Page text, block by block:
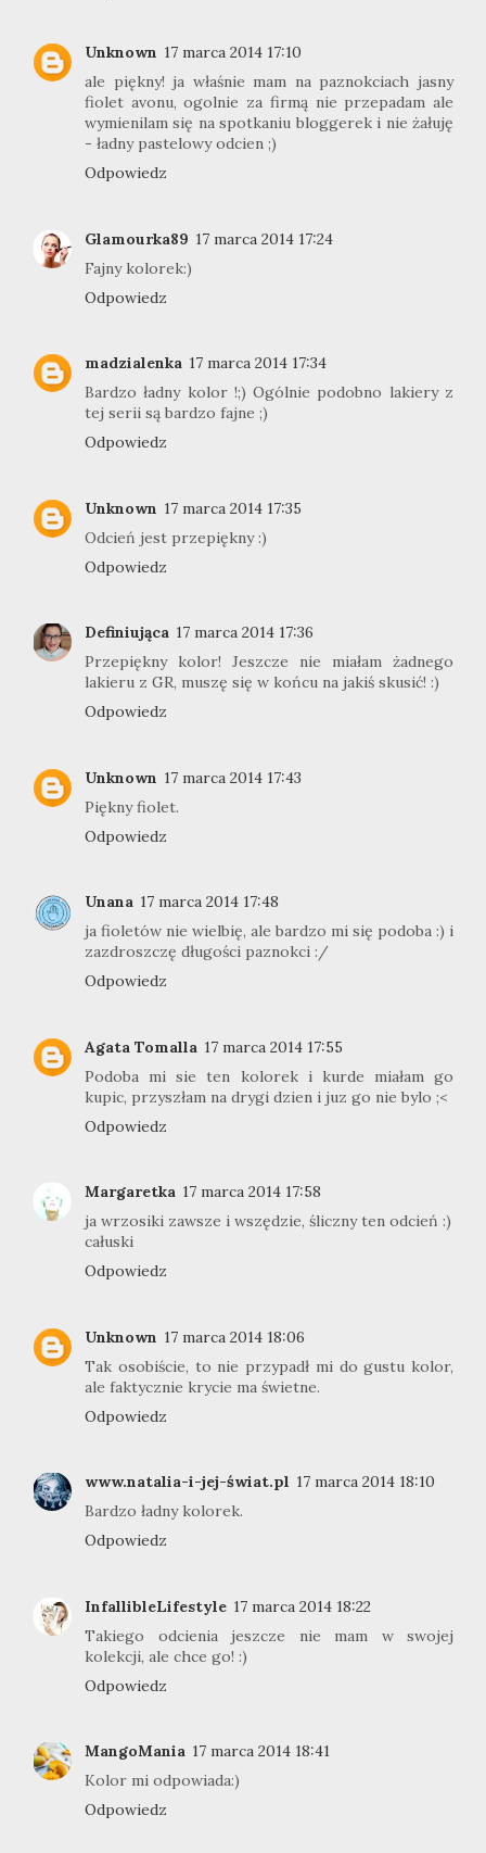
Unknown 17 marca 2014 17:10
ale piękny! ja właśnie mam na paznokciach jasny
fiolet avonu, ogolnie za firmą nie przepadam ale
wymienilam się na spotkaniu bloggerek i nie żałuję
- ładny pastelowy odcien ;)
Odpowiedz
Glamourka89 17 marca 2014 17:24
Fajny kolorek:)
Odpowiedz
madzialenka 17 marca 2014 17:34
Bardzo ładny kolor !;) Ogólnie podobno lakiery z
tej serii są bardzo fajne ;)
Odpowiedz
Unknown 17 marca 2014 17:35
Odcień jest przepiękny :)
Odpowiedz
Definiująca 17 marca 2014 17:36
Przepiękny kolor! Jeszcze nie miałam żadnego
lakieru z GR, muszę się w końcu na jakiś skusić! :)
Odpowiedz
Unknown 17 marca 2014 17:43
Piękny fiolet.
Odpowiedz
Unana 17 marca 2014 17:48
ja fioletów nie wielbię, ale bardzo mi się podoba :) i
zazdroszczę długości paznokci :/
Odpowiedz
Agata Tomalla 17 marca 2014 17:55
Podoba mi sie ten kolorek i kurde miałam go
kupic, przyszłam na drygi dzien i juz go nie bylo ;<
Odpowiedz
Margaretka 17 marca 2014 17:58
ja wrzosiki zawsze i wszędzie, śliczny ten odcień :)
całuski
Odpowiedz
Unknown 17 marca 2014 18:06
Tak osobiście, to nie przypadł mi do gustu kolor,
ale faktycznie krycie ma świetne.
Odpowiedz
www.natalia-i-jej-świat.pl 17 marca 2014 18:10
Bardzo ładny kolorek.
Odpowiedz
InfallibleLifestyle 17 marca 2014 18:22
Takiego odcienia jeszcze nie mam w swojej
kolekcji, ale chce go! :)
Odpowiedz
MangoMania 17 marca 2014 18:41
Kolor mi odpowiada:)
Odpowiedz